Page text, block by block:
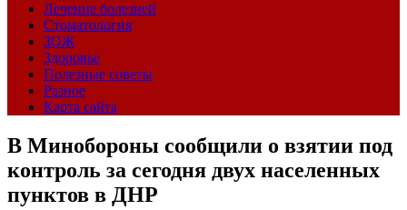
Лечение болезней
Стоматология
ЗОЖ
Здоровье
Полезные советы
Разное
Карта сайта
В Минобороны сообщили о взятии под
контроль за сегодня двух населенных
пунктов в ДНР